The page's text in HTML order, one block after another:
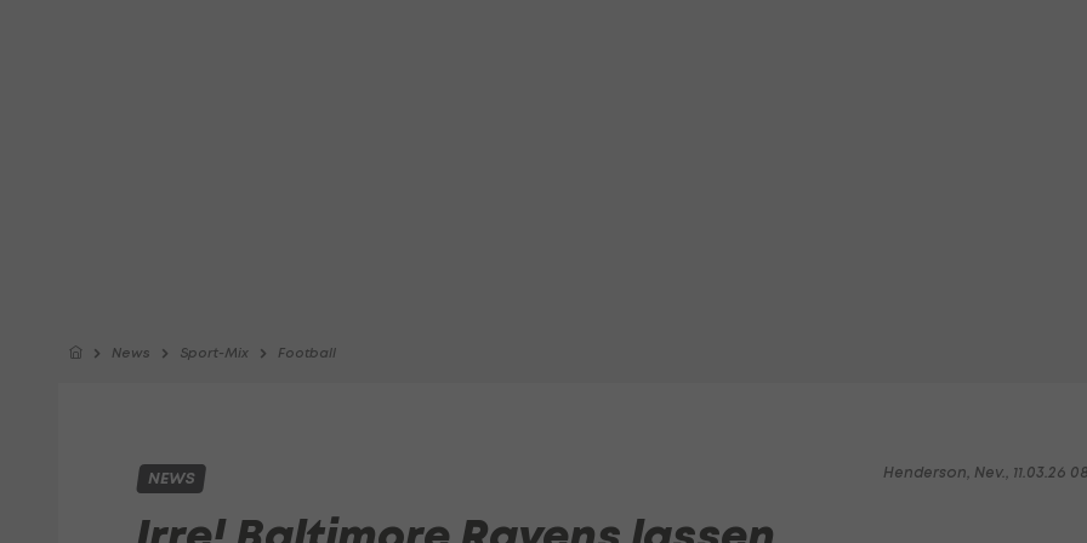
News Sport-Mix Football
Henderson, Nev., 11.03.26
NEWS